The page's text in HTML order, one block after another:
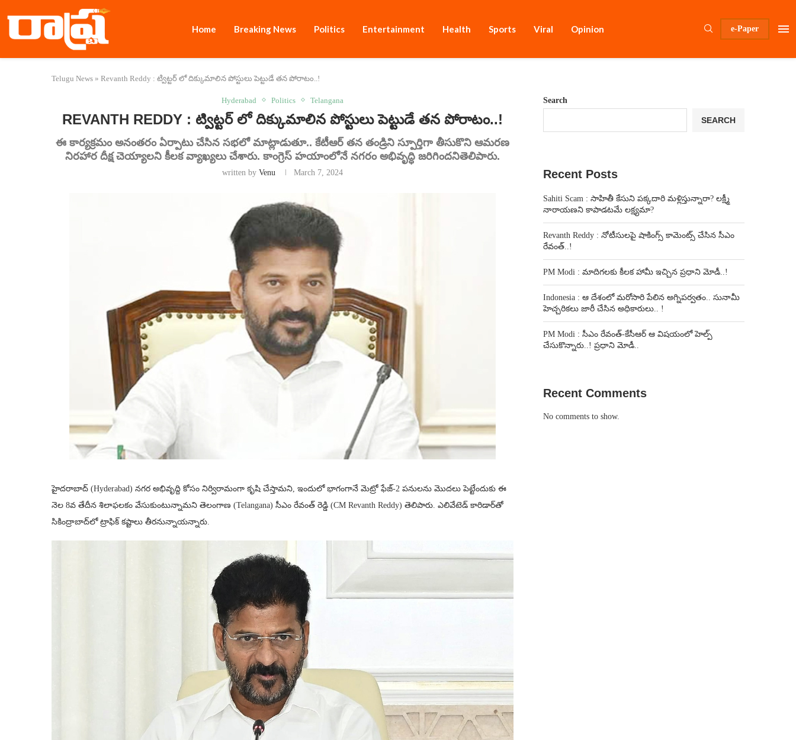
Home Breaking News Politics Entertainment Health Sports Viral Opinion e-Paper
Telugu News » Revanth Reddy : ట్విట్టర్ లో దిక్కుమాలిన పోస్టులు పెట్టుడే తన పోరాటం..!
Hyderabad Politics Telangana
REVANTH REDDY : ట్విట్టర్ లో దిక్కుమాలిన పోస్టులు పెట్టుడే తన పోరాటం..!
ఈ కార్యక్రమం అనంతరం ఏర్పాటు చేసిన సభలో మాట్లాడుతూ.. కేటీఆర్ తన తండ్రిని స్పూర్తిగా తీసుకొని ఆమరణ
నిరహార దీక్ష చెయ్యాలని కీలక వ్యాఖ్యలు చేశారు. కాంగ్రెస్ హయాంలోనే నగరం అభివృద్ధి జరిగిందనితెలిపారు.
written by Venu March 7, 2024
హైదరాబాద్ (Hyderabad) నగర అభివృద్ది కోసం నిర్విరామంగా కృషి చేస్తామని, ఇందులో భాగంగానే మెట్రో ఫేజ్-2 పనులను మొదలు పెట్టేందుకు ఈ
నెల 8వ తేదీన శిలాఫలకం వేసుకుంటున్నామని తెలంగాణ (Telangana) సీఎం రేవంత్ రెడ్డి (CM Revanth Reddy) తెలిపారు. ఎలివేటెడ్ కారిడార్‌తో
సికింద్రాబాద్‌లో ట్రాఫిక్ కష్టాలు తీరనున్నాయన్నారు.
Search
SEARCH
Recent Posts
Sahiti Scam : సాహితీ కేసుని పక్కదారి మళ్లిస్తున్నారా? లక్ష్మీ
నారాయణని కాపాడటమే లక్ష్యమా?
Revanth Reddy : నోటీసులపై షాకింగ్స్ కామెంట్స్ చేసిన సీఎం
రేవంత్..!
PM Modi : మాదిగలకు కీలక హామీ ఇచ్చిన ప్రధాని మోడీ..!
Indonesia : ఆ దేశంలో మరోసారి పేలిన అగ్నిపర్వతం.. సునామీ
హెచ్చరికలు జారీ చేసిన అధికారులు.. !
PM Modi : సీఎం రేవంత్-కేసీఆర్ ఆ విషయంలో హెల్ప్
చేసుకొన్నారు..! ప్రధాని మోడీ..
Recent Comments
No comments to show.